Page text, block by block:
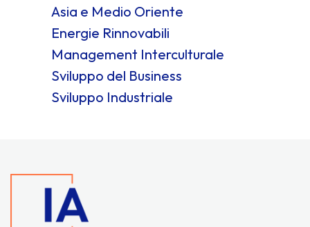
Asia e Medio Oriente
Energie Rinnovabili
Management Interculturale
Sviluppo del Business
Sviluppo Industriale